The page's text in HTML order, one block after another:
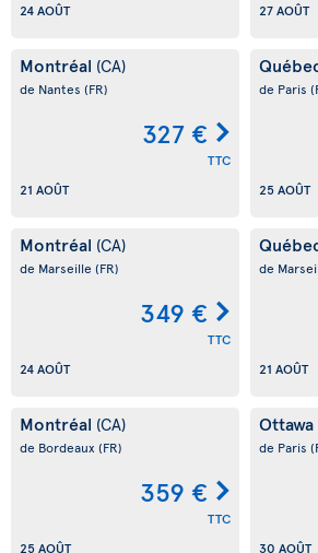
24 AOÛT
27 AOÛT
Montréal (CA)
de Nantes (FR)
327 €
TTC
21 AOÛT
de Paris
25 AOÛT
Montréal (CA)
de Marseille (FR)
349 €
TTC
24 AOÛT
de
21 AOÛT
Montréal (CA)
de Bordeaux (FR)
359 €
TTC
25 AOÛT
Ottawa
de Paris
30 AOÛT